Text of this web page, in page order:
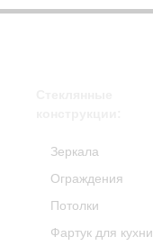
Зеркала
Ограждения
Потолки
Фартук для кухни